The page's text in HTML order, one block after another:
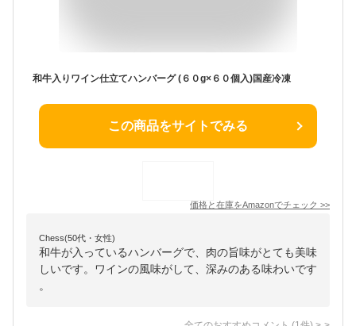
和牛入りワイン仕立てハンバーグ (６０g×６０個入)国産冷凍
この商品をサイトでみる
価格と在庫をAmazonでチェック >>
Chess(50代・女性)
和牛が入っているハンバーグで、肉の旨味がとても美味
しいです。ワインの風味がして、深みのある味わいです
。